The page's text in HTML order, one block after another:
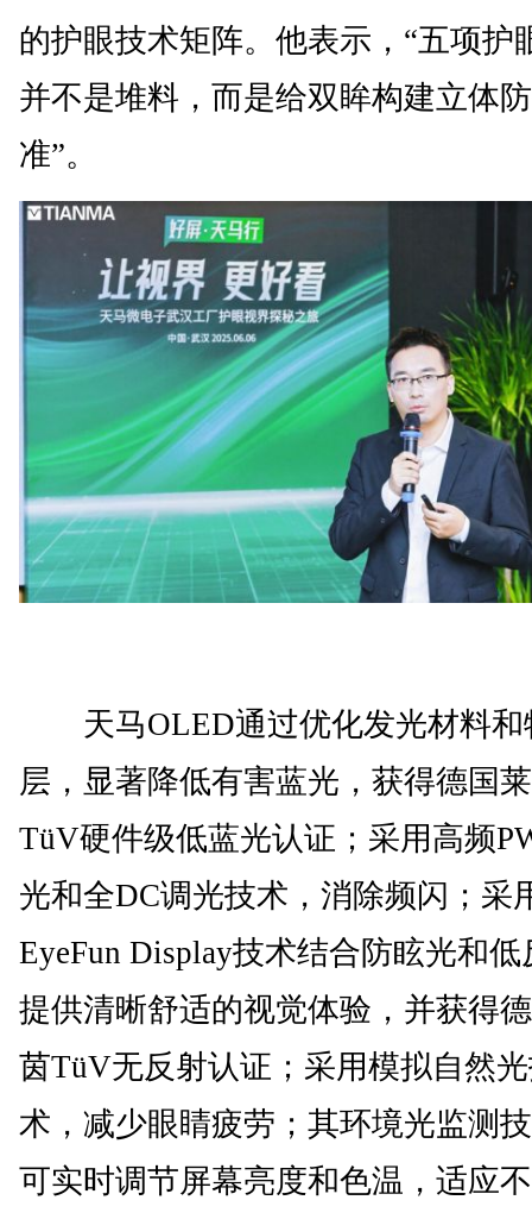
的护眼技术矩阵。他表示，“五项护
并不是堆料，而是给双眸构建立体
准”。
天马OLED通过优化发光材料和
层，显著降低有害蓝光，获得德国
TüV硬件级低蓝光认证；采用高频
光和全DC调光技术，消除频闪；采
EyeFun Display技术结合防眩光和低
提供清晰舒适的视觉体验，并获得
茵TüV无反射认证；采用模拟自然
术，减少眼睛疲劳；其环境光监测
可实时调节屏幕亮度和色温，适应